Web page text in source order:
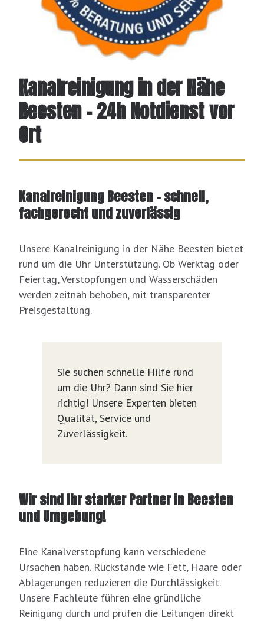
Kanalreinigung in der Nähe
Beesten – 24h Notdienst vor
Ort
Kanalreinigung Beesten – schnell,
fachgerecht und zuverlässig
Unsere Kanalreinigung in der Nähe Beesten bietet
rund um die Uhr Unterstützung. Ob Werktag oder
Feiertag, Verstopfungen und Wasserschäden
werden zeitnah behoben, mit transparenter
Preisgestaltung.
Sie suchen schnelle Hilfe rund
um die Uhr? Dann sind Sie hier
richtig! Unsere Experten bieten
Qualität, Service und
Zuverlässigkeit.
Wir sind Ihr starker Partner in Beesten
und Umgebung!
Eine Kanalverstopfung kann verschiedene
Ursachen haben. Rückstände wie Fett, Haare oder
Ablagerungen reduzieren die Durchlässigkeit.
Unsere Fachleute führen eine gründliche
Reinigung durch und prüfen die Leitungen direkt